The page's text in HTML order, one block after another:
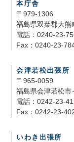
本庁舎
〒979-1306
福島県双葉郡大
電話：0240-23-
Fax：0240-23-
会津若松出張所
〒965-0059
福島県会津若松市
電話：0242-23-
Fax：0242-23-
いわき出張所